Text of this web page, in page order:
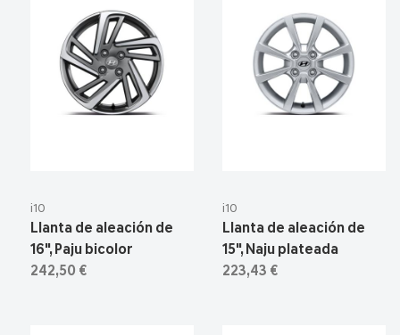
i10
Llanta de aleación de
16", Paju bicolor
242,50 €
i10
Llanta de aleación de
15", Naju plateada
223,43 €